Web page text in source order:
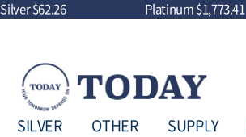
Silver$62.26 Platinum$1,773.41
SILVER OTHER SUPPLY